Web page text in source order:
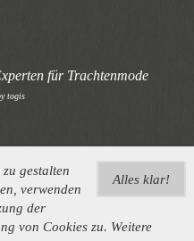
für Trachtenmode
togis
Alles klar!
gestalten
verwenden
der
von Cookies zu. Weitere